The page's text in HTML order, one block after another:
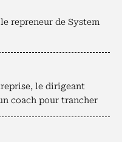
repreneur de System
le dirigeant
coach pour trancher